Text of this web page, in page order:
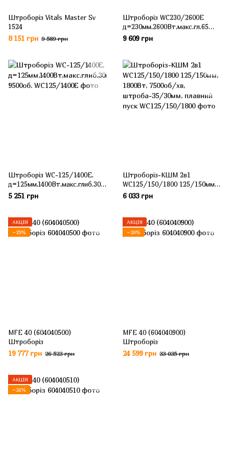
Штроборіз Vitals Master Sv
1524
8 151 грн 9 589 грн
Штроборіз WC230/2600E
д=230мм,2600Вт,макс.гл.65
мм,6600об.
9 609 грн
Штроборіз WС-125/1400E,
д=125мм,1400Вт,макс.глиб.30м
м, 9500об.
5 251 грн
Штроборіз-КШМ 2в1
WC125/150/1800 125/150мм,
1800Вт, 7500об/хв,
штроба-35/30мм, плавний
6 033 грн
АКЦІЯ
−25%
MFE 40 (604040500)
Штроборіз
19 777 грн 26 523 грн
АКЦІЯ
−26%
MFE 40 (604040900)
Штроборіз
24 599 грн 33 035 грн
АКЦІЯ
−24%